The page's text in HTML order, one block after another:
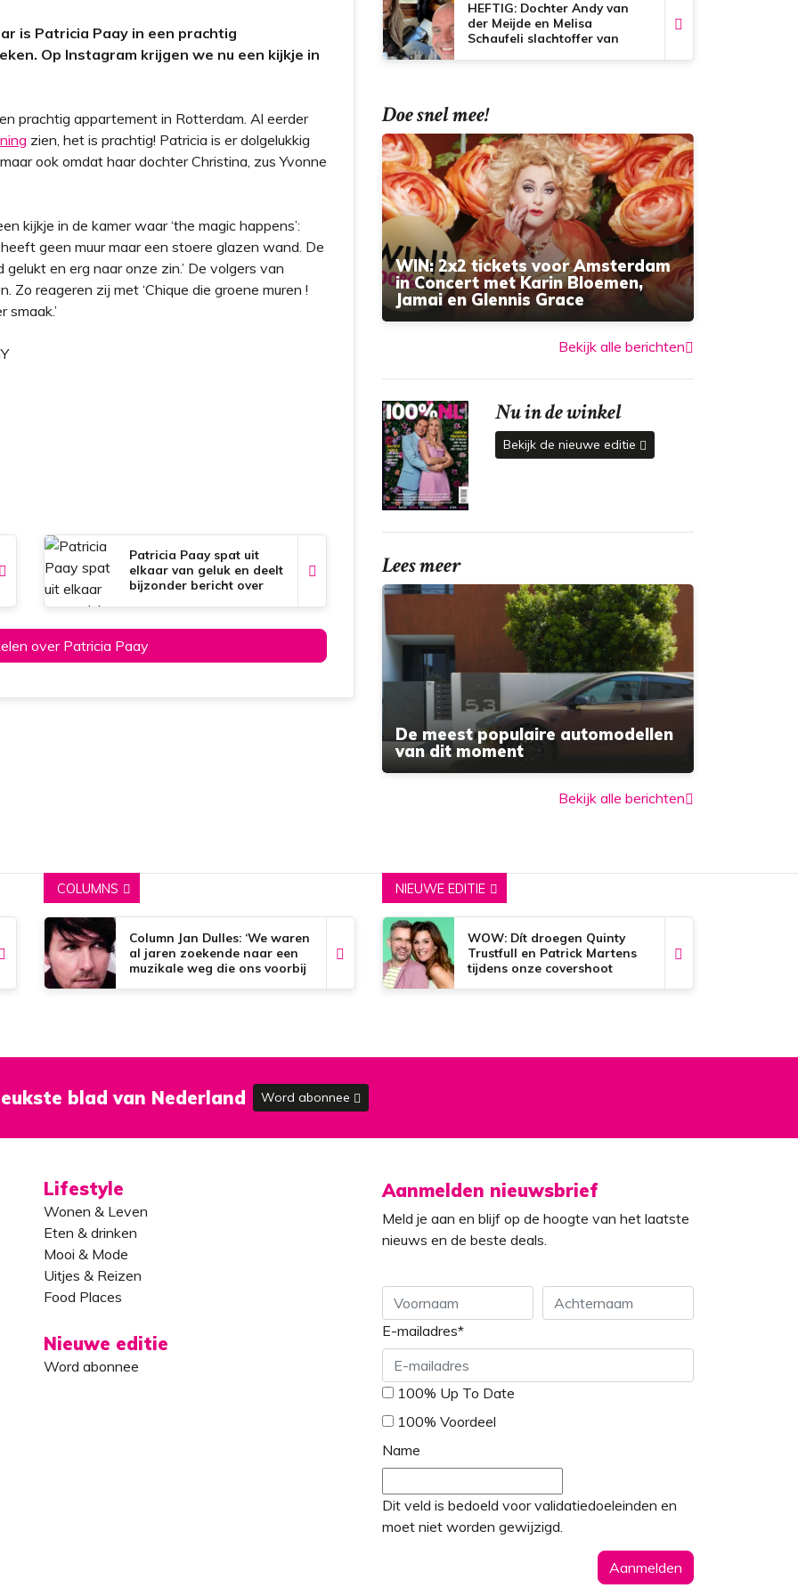
is Patricia Paay in een prachtig
Op Instagram krijgen we nu een kijkje in
prachtig appartement in Rotterdam. Al eerder
zien, het is prachtig! Patricia is er dolgelukkig
ook omdat haar dochter Christina, zus Yvonne
kijkje in de kamer waar ‘the magic happens’:
geen muur maar een stoere glazen wand. De
en erg naar onze zin.’ De volgers van
reageren zij met ‘Chique die groene muren !
smaak.’
Patricia Paay spat uit
elkaar van geluk en deelt
bijzonder bericht over
over Patricia Paay
HEFTIG: Dochter Andy van
der Meijde en Melisa
Schaufeli slachtoffer van
Doe snel mee!
WIN: 2x2 tickets voor Amsterdam
in Concert met Karin Bloemen,
Jamai en Glennis Grace
Bekijk alle berichten
Nu in de winkel
Bekijk de nieuwe editie
Lees meer
De meest populaire automodellen
van dit moment
Bekijk alle berichten
COLUMNS
Column Jan Dulles: ‘We waren
al jaren zoekende naar een
muzikale weg die ons voorbij
NIEUWE EDITIE
WOW: Dít droegen Quinty
Trustfull en Patrick Martens
tijdens onze covershoot
blad van Nederland Word abonnee
Lifestyle
Wonen & Leven
Eten & drinken
Mooi & Mode
Uitjes & Reizen
Food Places
Nieuwe editie
Word abonnee
Aanmelden nieuwsbrief
Meld je aan en blijf op de hoogte van het laatste
nieuws en de beste deals.
Voornaam
E-mailadres*
* 100% Up To Date
100% Voordeel
Name
Dit veld is bedoeld voor validatiedoeleinden en
moet niet worden gewijzigd.